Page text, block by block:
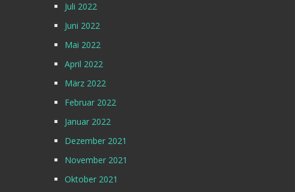
Juli 2022
Juni 2022
Mai 2022
April 2022
März 2022
Februar 2022
Januar 2022
Dezember 2021
November 2021
Oktober 2021